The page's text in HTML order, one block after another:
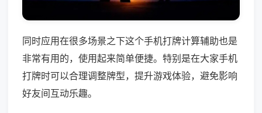
同时应用在很多场景之下这个手机打牌计算辅助也是
非常有用的，使用起来简单便捷。特别是在大家手机
打牌时可以合理调整牌型，提升游戏体验，避免影响
好友间互动乐趣。